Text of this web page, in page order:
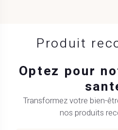
Produit
Optez pour
Transformez votre bien-
nos produits